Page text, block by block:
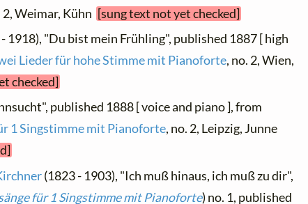
2, Weimar, Kühn [sung text not yet checked]
1918), "Du bist mein Frühling", published 1887 [ high
Lieder für hohe Stimme mit Pianoforte, no. 2, Wien,
checked]
published 1888 [ voice and piano ], from
1 Singstimme mit Pianoforte, no. 2, Leipzig, Junne
(1823 - 1903), "Ich muß hinaus, ich muß zu dir",
für 1 Singstimme mit Pianoforte) no. 1, published